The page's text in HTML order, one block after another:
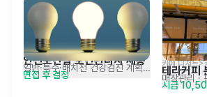
안전보건팀 보건관리자 채용
일반·특수·배치전 건강검진 계획 수립
면접 후 결정
카페,디저트>
테라커피
매장관리 ·
시급